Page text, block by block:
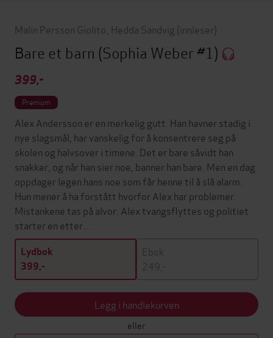
Malin Persson Giolito Hedda Sandvig (innleser)
Bare et barn (Sophia Weber #1)
399,-
Premium
Alex Andersson er en merkelig gutt. Han havner stadig i
nye slagsmål, har vanskelig for å konsentrere seg på
skolen og halvsover i timene. Det er bare såvidt han
snakker, og når han sier noe, banner han bare. Men en dag
oppdager legen hans noe som får henne til å slå alarm.
Hun mener å ha forstått hvorfor Alex har problemer.
Mistankene tas på alvor. Alex tvangsflyttes og politiet
starter en etter…
Lydbok
399,-
Ebok
249,-
Legg i handlekurven
eller